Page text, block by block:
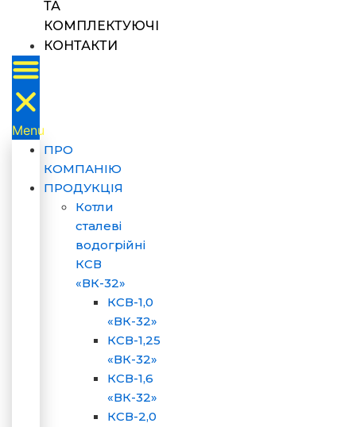
ТА
КОМПЛЕКТУЮЧІ
КОНТАКТИ
Menu
ПРО
КОМПАНІЮ
ПРОДУКЦІЯ
Котли
сталеві
водогрійні
КСВ
«ВК-32»
КСВ-1,0
«ВК-32»
КСВ-1,25
«ВК-32»
КСВ-1,6
«ВК-32»
КСВ-2,0